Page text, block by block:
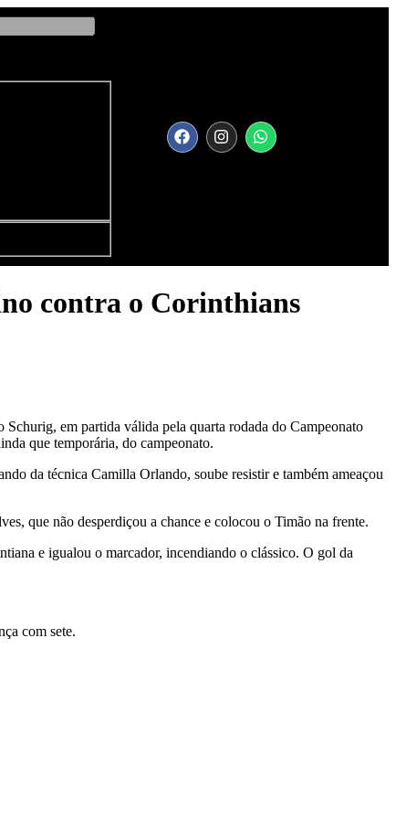
contra o Corinthians
em partida válida pela quarta rodada do Campeonato
que temporária, do campeonato.
da técnica Camilla Orlando, soube resistir e também ameaçou
que não desperdiçou a chance e colocou o Timão na frente.
e igualou o marcador, incendiando o clássico. O gol da
com sete.